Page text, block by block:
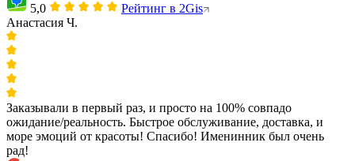
5,0
Рейтинг в 2Gis
Анастасия Ч.
Заказывали в первый раз, и просто на 100% совпадо
ожидание/реальность. Быстрое обслуживание, доставка, и
море эмоций от красоты! Спасибо! Именинник был очень
рад!